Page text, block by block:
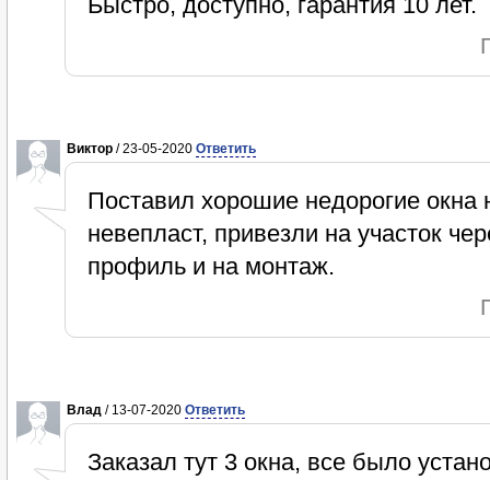
Виктор / 23-05-2020 Ответить
Поставил хорошие недорогие
невепласт, привезли на участок
профиль и на монтаж.
Влад / 13-07-2020 Ответить
Заказал тут 3 окна, все было